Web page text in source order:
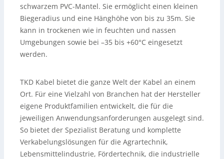
schwarzem PVC-Mantel. Sie ermöglicht einen kleinen
Biegeradius und eine Hänghöhe von bis zu 35m. Sie
kann in trockenen wie in feuchten und nassen
Umgebungen sowie bei –35 bis +60°C eingesetzt
werden.
TKD Kabel bietet die ganze Welt der Kabel an einem
Ort. Für eine Vielzahl von Branchen hat der Hersteller
eigene Produktfamilien entwickelt, die für die
jeweiligen Anwendungsanforderungen ausgelegt sind.
So bietet der Spezialist Beratung und komplette
Verkabelungslösungen für die Agrartechnik,
Lebensmittelindustrie, Fördertechnik, die industrielle